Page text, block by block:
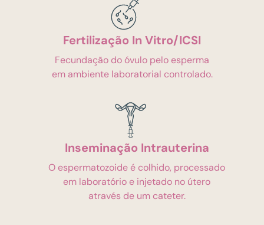
Fertilização In Vitro/ICSI
Fecundação do óvulo pelo esperma
em ambiente laboratorial controlado.
Inseminação Intrauterina
O espermatozoide é colhido, processado
em laboratório e injetado no útero
através de um cateter.